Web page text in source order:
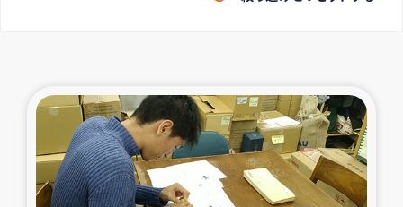
東ティモール豪雨緊急支援
大雨による洪水被災者支援
カカオ生産者支援事業